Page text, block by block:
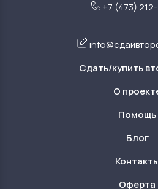
+7 (473)
Сдать/купить
О
Помощь
Блог
Оферта